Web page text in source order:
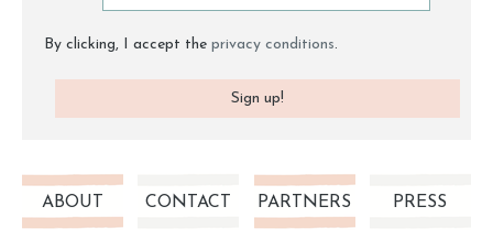
By clicking, I accept the privacy conditions.
ABOUT CONTACT PARTNERS PRESS